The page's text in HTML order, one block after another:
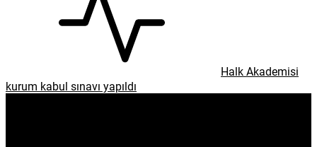
Halk Akademisi
kurum kabul sınavı yapıldı